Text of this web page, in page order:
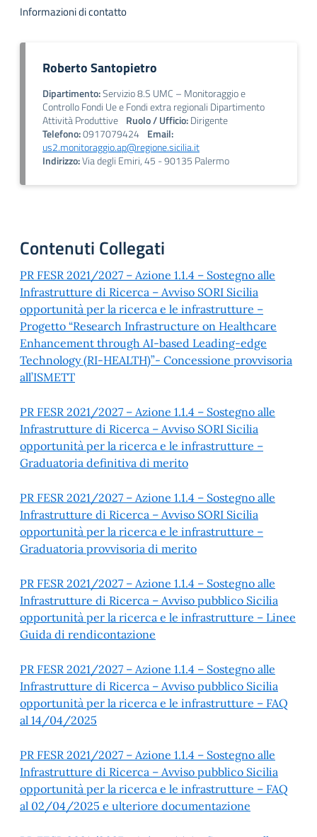
Informazioni di contatto
Roberto Santopietro
Dipartimento:Servizio 8.S UMC – Monitoraggio e
Controllo Fondi Ue e Fondi extra regionali Dipartimento
Attività Produttive Ruolo / Ufficio:Dirigente
Telefono:0917079424 Email:
us2.monitoraggio.ap@regione.sicilia.it
Indirizzo:Via degli Emiri, 45 - 90135 Palermo
Contenuti Collegati
PR FESR 2021/2027 – Azione 1.1.4 – Sostegno alle
Infrastrutture di Ricerca – Avviso SORI Sicilia
opportunità per la ricerca e le infrastrutture –
Progetto “Research Infrastructure on Healthcare
Enhancement through AI-based Leading-edge
Technology (RI-HEALTH)”- Concessione provvisoria
all’ISMETT
PR FESR 2021/2027 – Azione 1.1.4 – Sostegno alle
Infrastrutture di Ricerca – Avviso SORI Sicilia
opportunità per la ricerca e le infrastrutture –
Graduatoria definitiva di merito
PR FESR 2021/2027 – Azione 1.1.4 – Sostegno alle
Infrastrutture di Ricerca – Avviso SORI Sicilia
opportunità per la ricerca e le infrastrutture –
Graduatoria provvisoria di merito
PR FESR 2021/2027 – Azione 1.1.4 – Sostegno alle
Infrastrutture di Ricerca – Avviso pubblico Sicilia
opportunità per la ricerca e le infrastrutture – Linee
Guida di rendicontazione
PR FESR 2021/2027 – Azione 1.1.4 – Sostegno alle
Infrastrutture di Ricerca – Avviso pubblico Sicilia
opportunità per la ricerca e le infrastrutture – FAQ
al 14/04/2025
PR FESR 2021/2027 – Azione 1.1.4 – Sostegno alle
Infrastrutture di Ricerca – Avviso pubblico Sicilia
opportunità per la ricerca e le infrastrutture – FAQ
al 02/04/2025 e ulteriore documentazione